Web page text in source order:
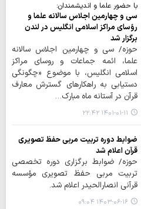
با حضور علما و اندیشمندان:
سی و چهارمین اجلاس سالانه علما و
رؤسای مراکز اسلامی انگلیس در لندن
برگزار شد
حوزه/ سی و چهارمین اجلاس سالانه
علما، ائمه جماعات و روسای مراکز
اسلامی انگلیس، با موضوع «چگونگی
دستیابی به راهکارهای گسترش معارف
قرآن در آستانه ماه مبارک…
۱۴۰۱-۰۱-۱۱ ۲۲:۴۲
ضوابط دوره تربیت مربی حفظ تصویری
قرآن اعلام شد
حوزه/ ضوابط برگزاری دوره تخصصی
تربیت مربی حفظ تصویری مؤسسه
قرآنی انصارالحیدر اعلام شد.
۱۴۰۳-۰۶-۱۶ ۰۹:۰۴